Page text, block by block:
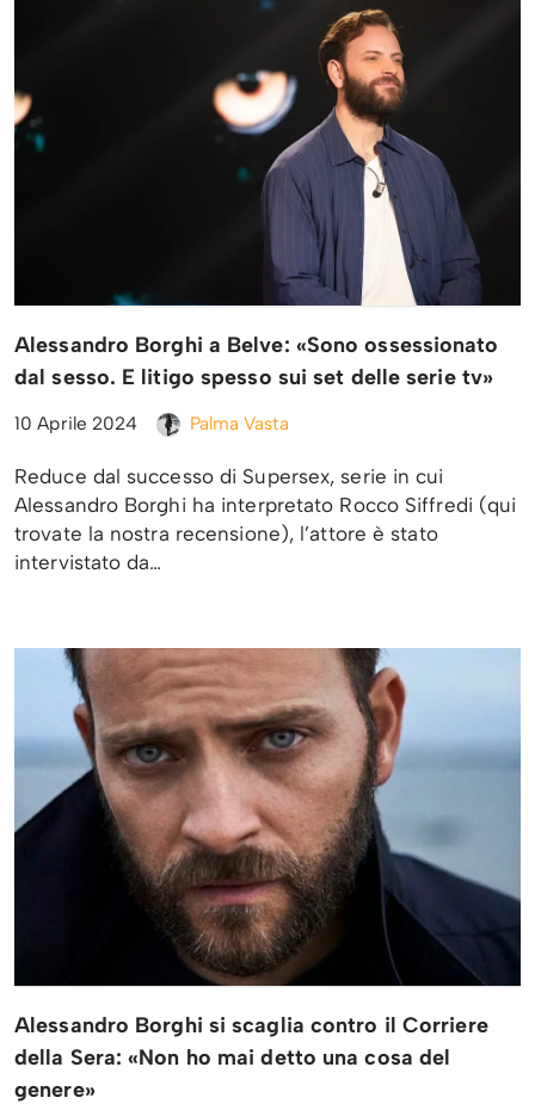
Alessandro Borghi a Belve: «Sono ossessionato
dal sesso. E litigo spesso sui set delle serie tv»
10 Aprile 2024 Palma Vasta
Reduce dal successo di Supersex, serie in cui
Alessandro Borghi ha interpretato Rocco Siffredi (qui
trovate la nostra recensione), l’attore è stato
intervistato da…
Alessandro Borghi si scaglia contro il Corriere
della Sera: «Non ho mai detto una cosa del
genere»